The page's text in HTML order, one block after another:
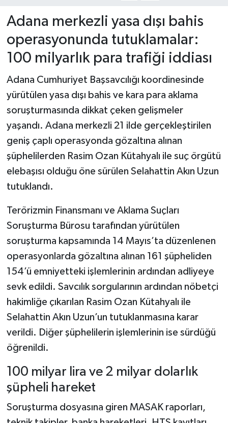
Adana merkezli yasa dışı bahis
operasyonunda tutuklamalar:
100 milyarlık para trafiği iddiası
Adana Cumhuriyet Başsavcılığı koordinesinde
yürütülen yasa dışı bahis ve kara para aklama
soruşturmasında dikkat çeken gelişmeler
yaşandı. Adana merkezli 21 ilde gerçekleştirilen
geniş çaplı operasyonda gözaltına alınan
şüphelilerden Rasim Ozan Kütahyalı ile suç örgütü
elebaşısı olduğu öne sürülen Selahattin Akın Uzun
tutuklandı.
Terörizmin Finansmanı ve Aklama Suçları
Soruşturma Bürosu tarafından yürütülen
soruşturma kapsamında 14 Mayıs’ta düzenlenen
operasyonlarda gözaltına alınan 161 şüpheliden
154’ü emniyetteki işlemlerinin ardından adliyeye
sevk edildi. Savcılık sorgularının ardından nöbetçi
hakimliğe çıkarılan Rasim Ozan Kütahyalı ile
Selahattin Akın Uzun’un tutuklanmasına karar
verildi. Diğer şüphelilerin işlemlerinin ise sürdüğü
öğrenildi.
100 milyar lira ve 2 milyar dolarlık
şüpheli hareket
Soruşturma dosyasına giren MASAK raporları,